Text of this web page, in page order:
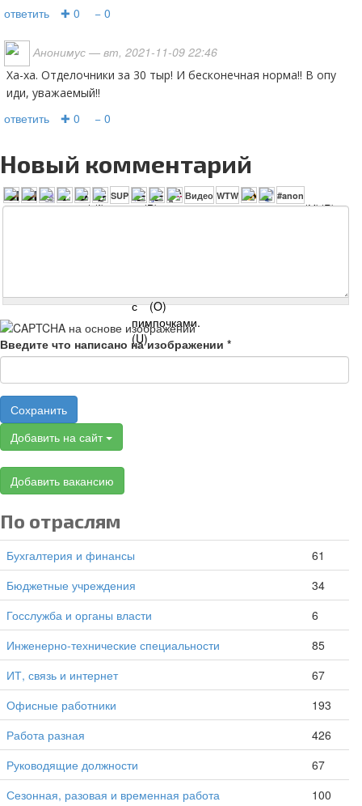
ответить ✚ 0 − 0
Анонимус — вт, 2021-11-09 22:46
Ха-ха. Отделочники за 30 тыр! И бесконечная норма!! В опу
иди, уважаемый!!
ответить ✚ 0 − 0
Новый комментарий
Введите что написано на изображении *
Сохранить
Добавить на сайт
Добавить вакансию
По отраслям
Бухгалтерия и финансы
61
Бюджетные учреждения
34
Госслужба и органы власти
6
Инженерно-технические специальности
85
ИТ, связь и интернет
67
Офисные работники
193
Работа разная
426
Руководящие должности
67
Сезонная, разовая и временная работа
100